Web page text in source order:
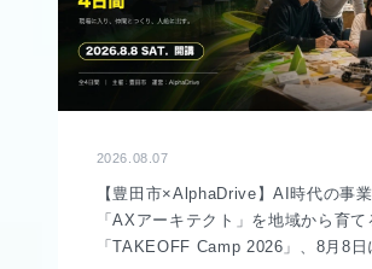
2026.08.07
【豊田市×AlphaDrive】AI時代の事
「AXアーキテクト」を地域から育て
「TAKEOFF Camp 2026」、8月8日